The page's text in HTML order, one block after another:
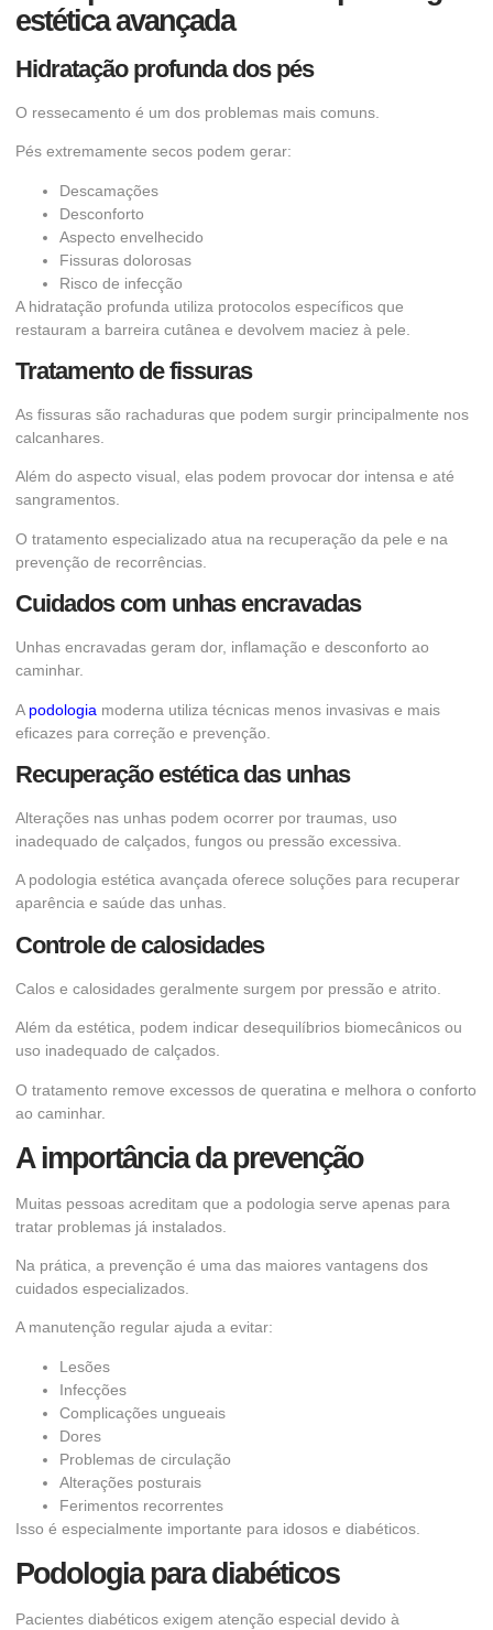
estética avançada
Hidratação profunda dos pés
O ressecamento é um dos problemas mais comuns.
Pés extremamente secos podem gerar:
Descamações
Desconforto
Aspecto envelhecido
Fissuras dolorosas
Risco de infecção
A hidratação profunda utiliza protocolos específicos que
restauram a barreira cutânea e devolvem maciez à pele.
Tratamento de fissuras
As fissuras são rachaduras que podem surgir principalmente nos
calcanhares.
Além do aspecto visual, elas podem provocar dor intensa e até
sangramentos.
O tratamento especializado atua na recuperação da pele e na
prevenção de recorrências.
Cuidados com unhas encravadas
Unhas encravadas geram dor, inflamação e desconforto ao
caminhar.
A podologia moderna utiliza técnicas menos invasivas e mais
eficazes para correção e prevenção.
Recuperação estética das unhas
Alterações nas unhas podem ocorrer por traumas, uso
inadequado de calçados, fungos ou pressão excessiva.
A podologia estética avançada oferece soluções para recuperar
aparência e saúde das unhas.
Controle de calosidades
Calos e calosidades geralmente surgem por pressão e atrito.
Além da estética, podem indicar desequilíbrios biomecânicos ou
uso inadequado de calçados.
O tratamento remove excessos de queratina e melhora o conforto
ao caminhar.
A importância da prevenção
Muitas pessoas acreditam que a podologia serve apenas para
tratar problemas já instalados.
Na prática, a prevenção é uma das maiores vantagens dos
cuidados especializados.
A manutenção regular ajuda a evitar:
Lesões
Infecções
Complicações ungueais
Dores
Problemas de circulação
Alterações posturais
Ferimentos recorrentes
Isso é especialmente importante para idosos e diabéticos.
Podologia para diabéticos
Pacientes diabéticos exigem atenção especial devido à